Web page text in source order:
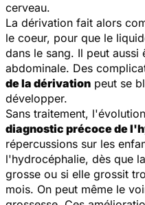
cerveau.
La dérivation fait alors
le coeur, pour que le
dans le sang. Il peut
abdominale. Des
de la dérivation peut se
développer.
Sans traitement,
diagnostic précoce de
répercussions sur les
l'hydrocéphalie, dès que
grosse ou si elle grossit
mois. On peut même le